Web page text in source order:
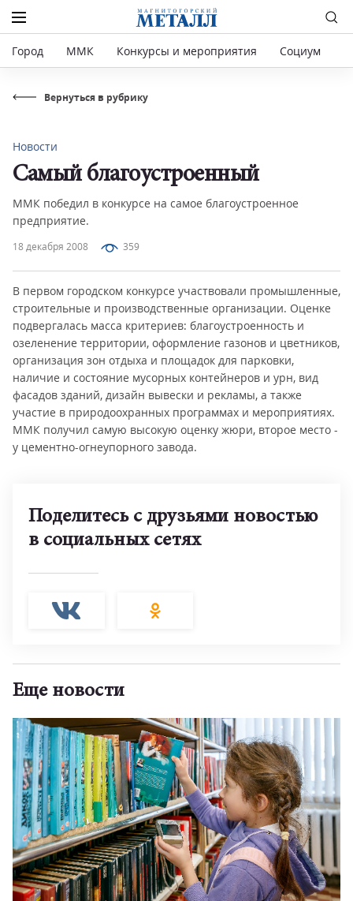
Город ММК Конкурсы и мероприятия Социум
Вернуться в рубрику
18 декабря 2008 359
Новости
Самый благоустроенный
ММК победил в конкурсе на самое благоустроенное
предприятие.
В первом городском конкурсе участвовали промышленные,
строительные и производственные организации. Оценке
подвергалась масса критериев: благоустроенность и
озеленение территории, оформление газонов и цветников,
организация зон отдыха и площадок для парковки,
наличие и состояние мусорных контейнеров и урн, вид
фасадов зданий, дизайн вывески и рекламы, а также
участие в природоохранных программах и мероприятиях.
ММК получил самую высокую оценку жюри, второе место -
у цементно-огнеупорного завода.
Поделитесь с друзьями новостью
в социальных сетях
Еще новости